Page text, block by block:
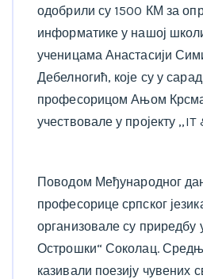
одобрили су 1500 КМ за
информатике у нашој
ученицама Анастасији
Дебелногић, које су у
професорицом Ањом
учествовале у пројекту ,,IT
Поводом Међународног
професорице српског
организовале су
Острошки“ Соколац.
казивали поезију чувених